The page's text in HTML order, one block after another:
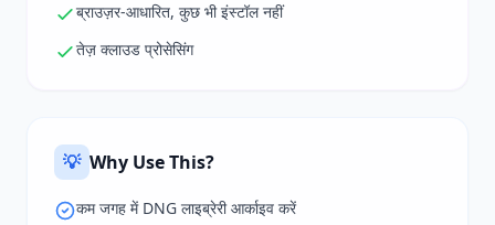
ब्राउज़र-आधारित, कुछ भी इंस्टॉल नहीं
तेज़ क्लाउड प्रोसेसिंग
💡 Why Use This?
कम जगह में DNG लाइब्रेरी आर्काइव करें